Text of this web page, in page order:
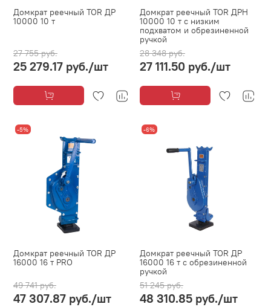
Домкрат реечный TOR ДР
10000 10 т
27 755 руб.
25 279.17 руб./шт
Домкрат реечный TOR ДРН
10000 10 т с низким
подхватом и обрезиненной
ручкой
28 348 руб.
27 111.50 руб./шт
-5%
Домкрат реечный TOR ДР
16000 16 т PRO
49 741 руб.
47 307.87 руб./шт
-6%
Домкрат реечный TOR ДР
16000 16 т с обрезиненной
ручкой
51 245 руб.
48 310.85 руб./шт